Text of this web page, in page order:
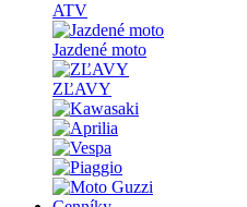
ATV
Jazdené moto
ZĽAVY